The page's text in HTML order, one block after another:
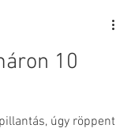
10
úgy röppent